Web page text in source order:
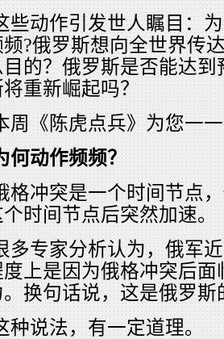
些动作引发世人瞩目：
频?俄罗斯想向全世界传
目的？俄罗斯是否能达
将重新崛起吗？
周《陈虎点兵》为您一
何动作频频？
格冲突是一个时间节点
个时间节点后突然加速。
多专家分析认为，俄军
度上是因为俄格冲突后
。换句话说，这是俄罗
种说法，有一定道理。